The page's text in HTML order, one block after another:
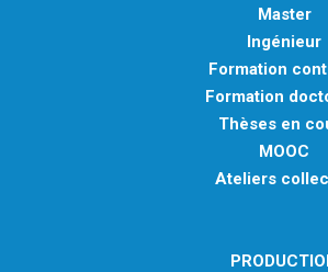
Master
Ingénieur
Formation
Formation
Thèses en
MOOC
Ateliers